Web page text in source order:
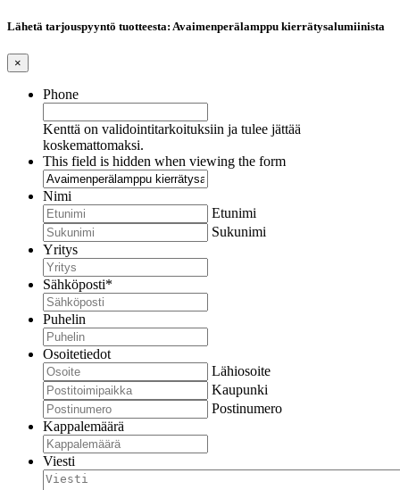
Lähetä tarjouspyyntö tuotteesta: Avaimenperälamppu kierrätysalumiinista
×
Phone
Kenttä on validointitarkoituksiin ja tulee jättää
koskemattomaksi.
This field is hidden when viewing the form
Nimi
Etunimi
Sukunimi
Yritys
Sähköposti*
Puhelin
Osoitetiedot
Lähiosoite
Kaupunki
Postinumero
Kappalemäärä
Viesti